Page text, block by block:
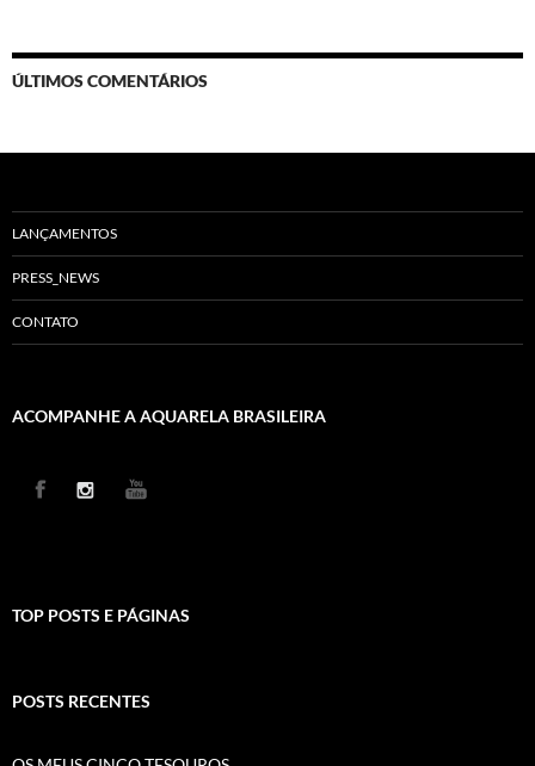
ÚLTIMOS COMENTÁRIOS
LANÇAMENTOS
PRESS_NEWS
CONTATO
ACOMPANHE A AQUARELA BRASILEIRA
TOP POSTS E PÁGINAS
POSTS RECENTES